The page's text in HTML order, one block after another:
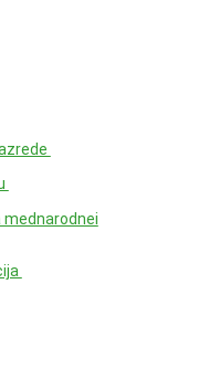
mednarodnei